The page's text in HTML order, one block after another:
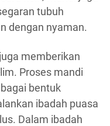
tubuh
dengan nyaman.
memberikan
Proses mandi
bentuk
ibadah puasa
Dalam ibadah